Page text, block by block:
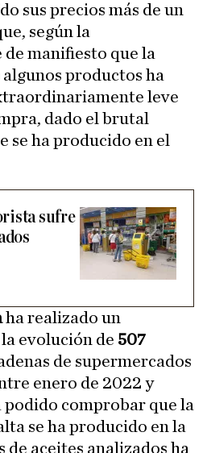
sus precios más de un
según la
manifiesto que la
productos ha
leve
dado el brutal
se ha producido en el
sufre
ha realizado un
evolución de 507
de supermercados
enero de 2022 y
podido comprobar que la
se ha producido en la
aceites analizados ha